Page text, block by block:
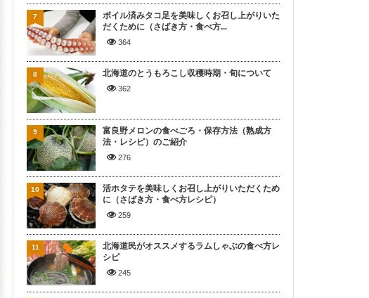
ボイル済みタコ足を美味しくお召し上がりいた
だくために（さばき方・食べ方...
364
7
北海道のとうもろこし収穫時期・旬について
362
8
富良野メロンの食べごろ・保存方法（熟成方
法・レシピ）のご紹介
276
9
活ホタテを美味しくお召し上がりいただくため
に（さばき方・食べ方レシピ）
259
10
北海道民がオススメするラムしゃぶの食べ方レ
シピ
245
11